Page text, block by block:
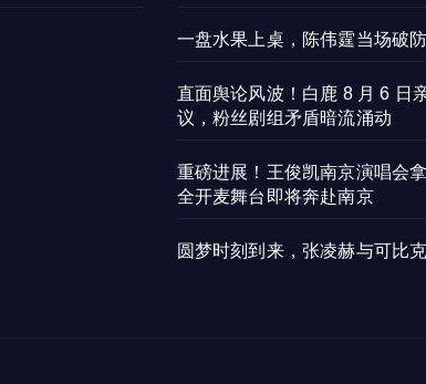
一盘水果上桌，陈伟霆当场破防
直面舆论风波！白鹿 8 月 6 日
议，粉丝剧组矛盾暗流涌动
重磅进展！王俊凯南京演唱会
全开麦舞台即将奔赴南京
圆梦时刻到来，张凌赫与可比